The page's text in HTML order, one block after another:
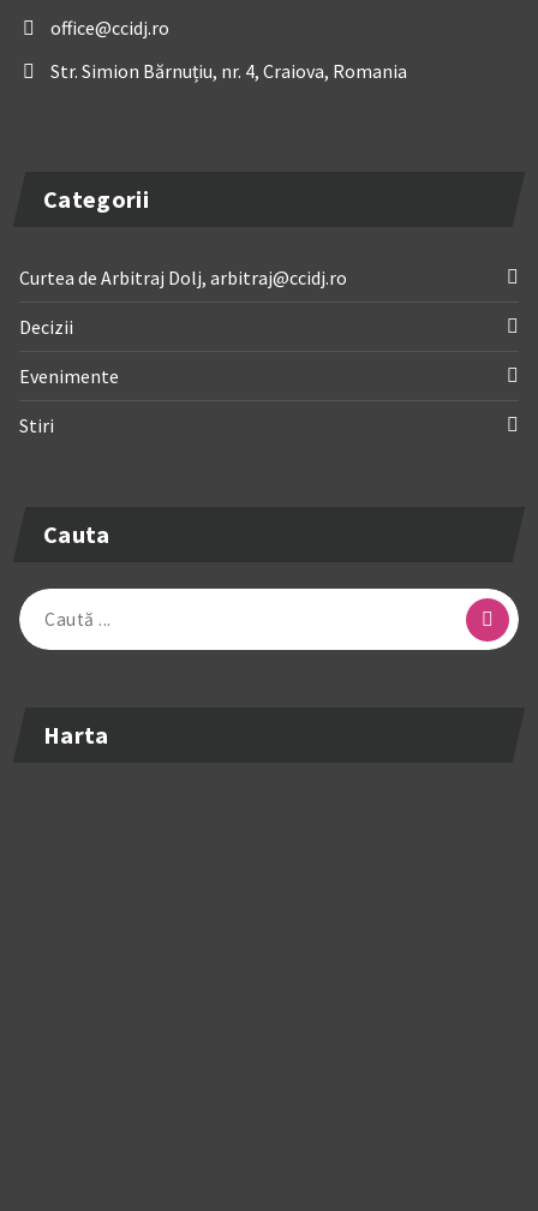
office@ccidj.ro
Str. Simion Bărnuțiu, nr. 4, Craiova, Romania
Categorii
Curtea de Arbitraj Dolj, arbitraj@ccidj.ro
Decizii
Evenimente
Stiri
Cauta
Caută
după:
Harta